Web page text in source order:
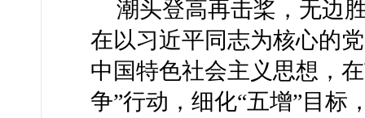
潮头登高再击桨，无边
在以习近平同志为核心的
中国特色社会主义思想，
争”行动，细化“五增”目标